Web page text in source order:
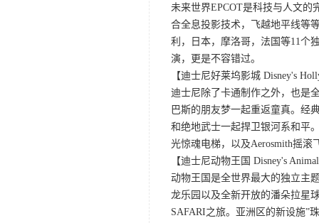
未来世界EPCOT是科技与人文
合全息投影技术，飞越地平线等
利，日本，摩洛哥，法国等11个
演，更是不容错过。
【迪士尼好莱坞影城 Disney's
迪士尼除了卡通制作之外，也是
巴斯的朋友梦一起重返童真。经
和绝地武士一起捍卫银河系和平
光惊魂电梯，以及Aerosmith摇
【迪士尼动物王国 Disney's
动物王国是全世界最大的独立主
龙乐园以及全新开放的潘朵拉星
SAFARI之旅。亚洲区的新设施”